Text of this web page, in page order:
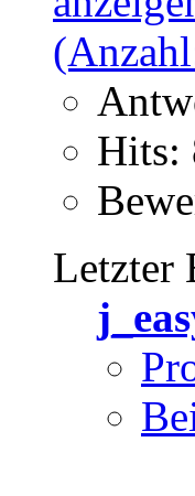
Hits:
Letzter